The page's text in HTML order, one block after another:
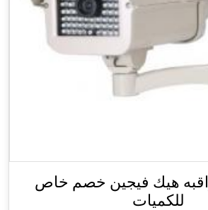
هيك فيجين خصم خاص
للكميات